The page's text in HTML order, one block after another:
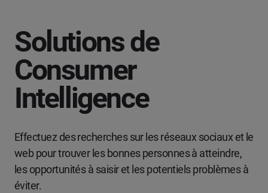
Gestion des réseaux sociaux
Marketing d'influence
Je ne suis pas sûr(e)
Nom *
Enterprise
Pays*
Niveau de poste
Solutions de
Consumer
Intelligence
Effectuez des recherches sur les réseaux sociaux et le
web pour trouver les bonnes personnes à atteindre,
les opportunités à saisir et les potentiels problèmes à
éviter.